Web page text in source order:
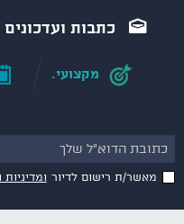
כתבות
מקצועי.
מאשר/ת רישום לדיור